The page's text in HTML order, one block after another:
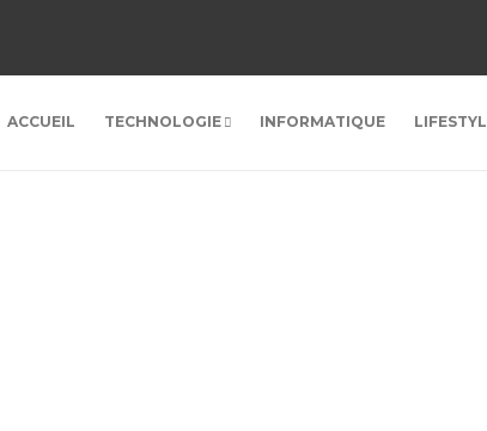
ACCUEIL TECHNOLOGIE INFORMATIQUE